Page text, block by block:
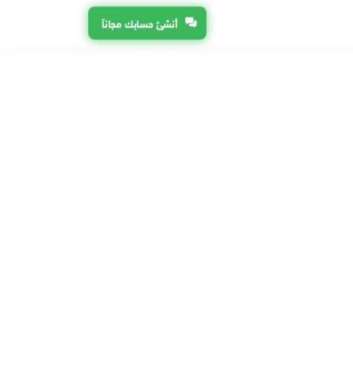
أنشئ حسابك مجاناً